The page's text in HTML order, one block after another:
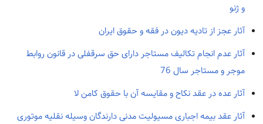
و ژنو
آثار عجز از تادیه دیون در فقه و حقوق ایران
آثار عدم انجام تکالیف مستاجر دارای حق سرقفلی در قانون روابط
موجر و مستاجر سال 76
آثار عده در عقد نکاح و مقایسه آن با حقوق کامن لا
آثار عقد بیمه اجباری مسیولیت مدنی دارندگان وسیله نقلیه موتوری